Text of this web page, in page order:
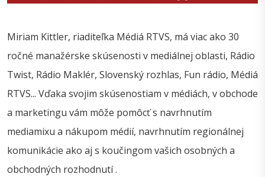
Miriam Kittler, riaditeľka Médiá RTVS, má viac ako 30
ročné manažérske skúsenosti v mediálnej oblasti, Rádio
Twist, Rádio Maklér, Slovenský rozhlas, Fun rádio, Médiá
RTVS... Vďaka svojim skúsenostiam v médiách, v obchode
a marketingu vám môže pomôcť s navrhnutím
mediamixu a nákupom médií, navrhnutím regionálnej
komunikácie ako aj s koučingom vašich osobných a
obchodných rozhodnutí .